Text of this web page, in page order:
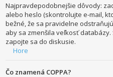
Najpravdepodobnejšie dôvody:
alebo heslo (skontrolujte e-mail,
bežné, že sa pravidelne
aby sa zmenšila veľkosť
zapojte sa do diskusie.
Hore
Čo znamená COPPA?